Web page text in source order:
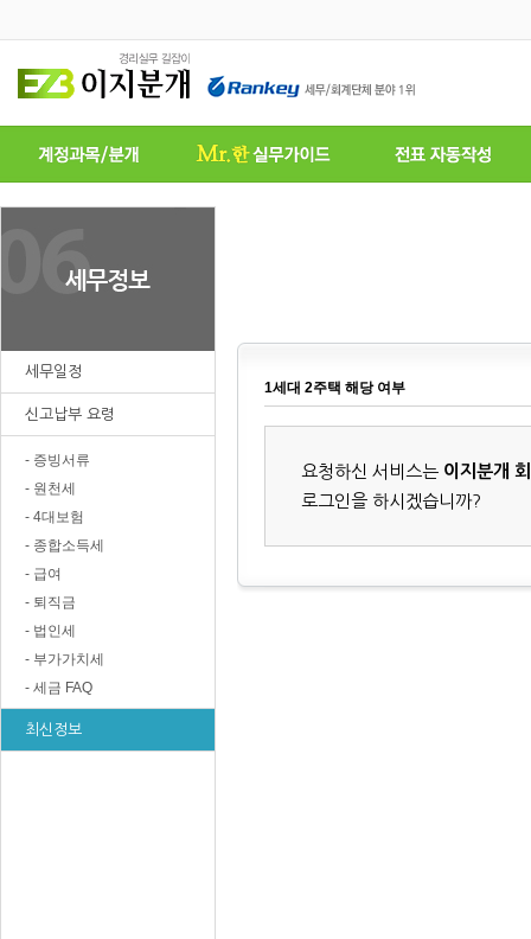
세무일정
신고납부 요령
- 증빙서류
- 원천세
- 4대보험
- 종합소득세
- 급여
- 퇴직금
- 법인세
- 부가가치세
- 세금 FAQ
최신정보
1세대 2주택 해당 여부
요청하신 서비스는 이지분개
로그인을 하시겠습니까?